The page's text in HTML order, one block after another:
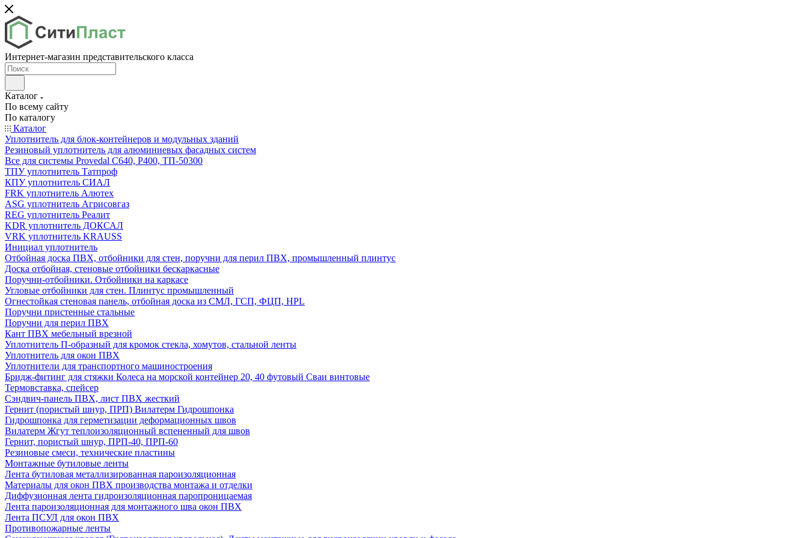
Интернет-магазин представительского класса
Каталог
По всему сайту
По каталогу
Каталог
Уплотнитель для блок-контейнеров и модульных зданий
Резиновый уплотнитель для алюминиевых фасадных систем
Все для системы Provedal С640, Р400, ТП-50300
ТПУ уплотнитель Татпроф
КПУ уплотнитель СИАЛ
FRK уплотнитель Алютех
ASG уплотнитель Агрисовгаз
REG уплотнитель Реалит
KDR уплотнитель ДОКСАЛ
VRK уплотнитель KRAUSS
Инициал уплотнитель
Отбойная доска ПВХ, отбойники для стен, поручни для перил ПВХ, промышленный плинтус
Доска отбойная, стеновые отбойники бескаркасные
Поручни-отбойники. Отбойники на каркасе
Угловые отбойники для стен. Плинтус промышленный
Огнестойкая стеновая панель, отбойная доска из СМЛ, ГСП, ФЦП, HPL
Поручни пристенные стальные
Поручни для перил ПВХ
Кант ПВХ мебельный врезной
Уплотнитель П-образный для кромок стекла, хомутов, стальной ленты
Уплотнитель для окон ПВХ
Уплотнители для транспортного машиностроения
Бридж-фитинг для стяжки Колеса на морской контейнер 20, 40 футовый Сваи винтовые
Термовставка, спейсер
Сэндвич-панель ПВХ, лист ПВХ жесткий
Гернит (пористый шнур, ПРП) Вилатерм Гидрошпонка
Гидрошпонка для герметизации деформационных швов
Вилатерм Жгут теплоизоляционный вспененный для швов
Гернит, пористый шнур, ПРП-40, ПРП-60
Резиновые смеси, технические пластины
Монтажные бутиловые ленты
Лента бутиловая металлизированная пароизоляционная
Материалы для окон ПВХ производства монтажа и отделки
Диффузионная лента гидроизоляционная паропроницаемая
Лента пароизоляционная для монтажного шва окон ПВХ
Лента ПСУЛ для окон ПВХ
Противопожарные ленты